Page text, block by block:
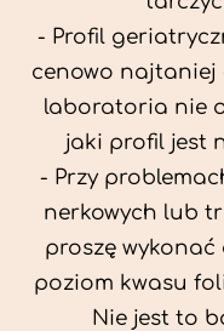
- Profil
cenowo najtaniej
laboratoria nie
jaki profil jest
- Przy
nerkowych lub
proszę
poziom kwasu
Nie jest to